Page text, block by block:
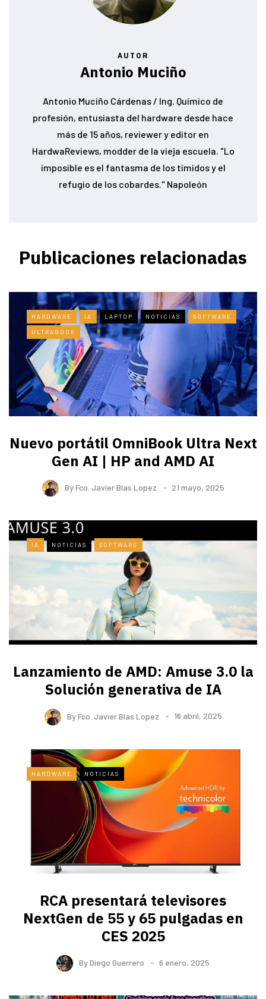
AUTOR
Antonio Muciño
Antonio Muciño Cárdenas / Ing. Químico de
profesión, entusiasta del hardware desde hace
más de 15 años, reviewer y editor en
HardwaReviews, modder de la vieja escuela. "Lo
imposible es el fantasma de los tímidos y el
refugio de los cobardes." Napoleón
Publicaciones relacionadas
HARDWARE IA LAPTOP NOTICIAS SOFTWARE
ULTRABOOK
Nuevo portátil OmniBook Ultra ​Next
Gen AI | HP and AMD AI
ByFco. Javier Blas Lopez 21 mayo, 2025
IA NOTICIAS SOFTWARE
Lanzamiento de AMD: Amuse 3.0 la
Solución generativa de IA
ByFco. Javier Blas Lopez 16 abril, 2025
HARDWARE NOTICIAS
RCA presentará televisores
NextGen de 55 y 65 pulgadas en
CES 2025
ByDiego Guerrero 6 enero, 2025